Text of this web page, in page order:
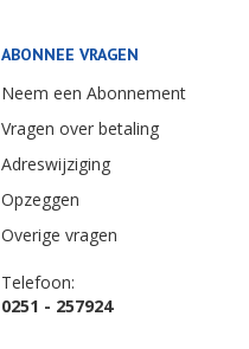
ABONNEE VRAGEN
Neem een Abonnement
Vragen over betaling
Adreswijziging
Opzeggen
Overige vragen
Telefoon:
0251 - 257924